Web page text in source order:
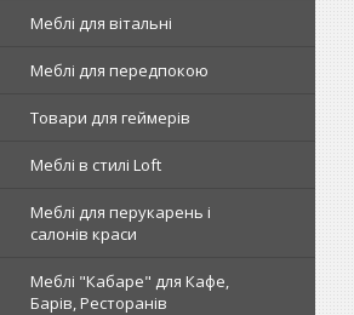
Меблі для вітальні
Меблі для передпокою
Товари для геймерів
Меблі в стилі Loft
Меблі для перукарень і
салонів краси
Меблі "Кабаре" для Кафе,
Барів, Ресторанів